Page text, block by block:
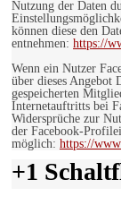
Nutzung der Daten
können diese den
entnehmen: https://
Wenn ein Nutzer
über dieses Angebot
gespeicherten
Internetauftritts bei
Widersprüche zur
der Facebook-
möglich: https://
+1